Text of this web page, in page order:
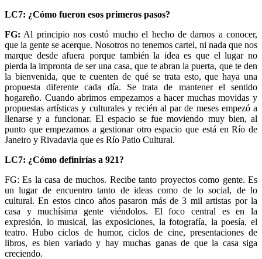
LC7: ¿Cómo fueron esos primeros pasos?
FG: Al principio nos costó mucho el hecho de darnos a conocer,
que la gente se acerque. Nosotros no tenemos cartel, ni nada que nos
marque desde afuera porque también la idea es que el lugar no
pierda la impronta de ser una casa, que te abran la puerta, que te den
la bienvenida, que te cuenten de qué se trata esto, que haya una
propuesta diferente cada día. Se trata de mantener el sentido
hogareño. Cuando abrimos empezamos a hacer muchas movidas y
propuestas artísticas y culturales y recién al par de meses empezó a
llenarse y a funcionar. El espacio se fue moviendo muy bien, al
punto que empezamos a gestionar otro espacio que está en Río de
Janeiro y Rivadavia que es Río Patio Cultural.
LC7: ¿Cómo definirías a 921?
FG: Es la casa de muchos. Recibe tanto proyectos como gente. Es
un lugar de encuentro tanto de ideas como de lo social, de lo
cultural. En estos cinco años pasaron más de 3 mil artistas por la
casa y muchísima gente viéndolos. El foco central es en la
expresión, lo musical, las exposiciones, la fotografía, la poesía, el
teatro. Hubo ciclos de humor, ciclos de cine, presentaciones de
libros, es bien variado y hay muchas ganas de que la casa siga
creciendo.